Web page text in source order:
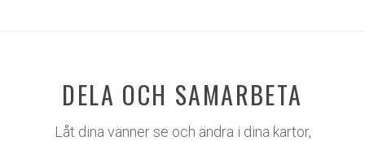
DELA OCH SAMARBETA
Låt dina vänner se och ändra i dina kartor,